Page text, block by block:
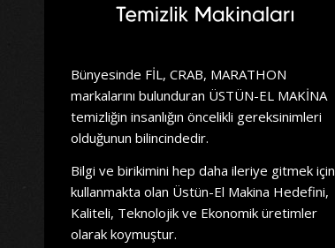
Bünyesinde FİL, CRAB, MARATHON
markalarını bulunduran ÜSTÜN-EL MAKİNA
temizliğin insanlığın öncelikli gereksinimleri
olduğunun bilincindedir.
Bilgi ve birikimini hep daha ileriye gitmek için
kullanmakta olan Üstün-El Makina Hedefini,
Kaliteli, Teknolojik ve Ekonomik üretimler
olarak koymuştur.